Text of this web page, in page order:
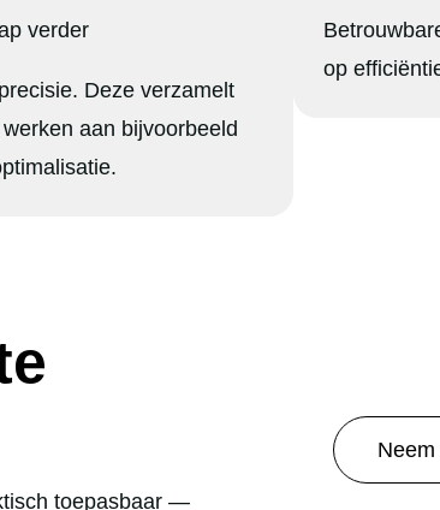
verder
Deze verzamelt
aan bijvoorbeeld
op
toepasbaar —